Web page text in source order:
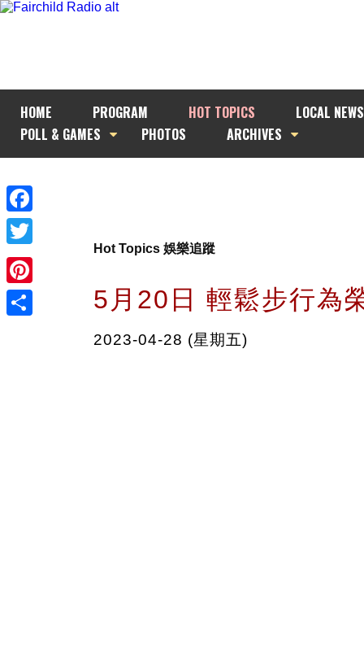
HOME PROGRAM HOT TOPICS
LOCAL NEWS
POLL & GAMES
PHOTOS ARCHIVES
Facebook
Twitter
Pinterest
Hot Topics 娛樂追蹤
5月20日 輕鬆步行為
2023-04-28 (星期五)